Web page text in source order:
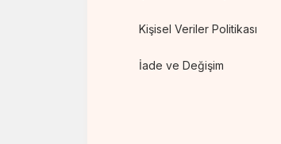
Kişisel Veriler Politikası
İade ve Değişim